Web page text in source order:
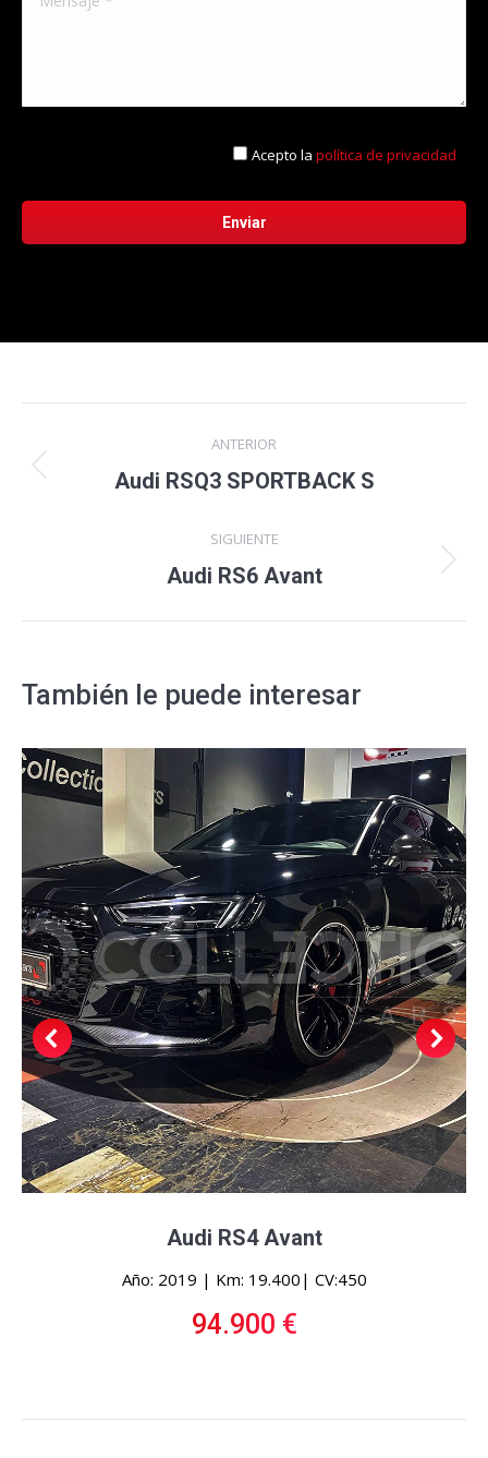
Acepto lapolítica de privacidad
entre
ANTERIOR
Proyecto
Audi RSQ3 SPORTBACK S
SIGUIENTE
Proyecto
Audi RS6 Avant
También le puede interesar
Audi RS4 Avant
Año: 2019 | Km: 19.400| CV:450
94.900 €